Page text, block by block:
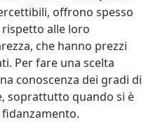
offrono spesso
alle loro
che hanno prezzi
Per fare una scelta
conoscenza dei gradi di
soprattutto quando si è